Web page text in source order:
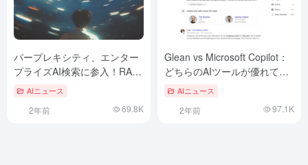
パープレキシティ、エンター
プライズAI検索に参入！RAG
スタートアップCarbonを買収
AIニュース
2年前 69.8K
Glean vs Microsoft Copilot：
どちらのAIツールが優れてい
るか？
AIニュース
2年前 97.1K